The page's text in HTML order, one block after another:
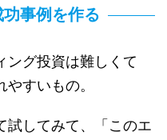
事例を作る
ング投資は難しくて
すいもの。
試してみて、「このエ